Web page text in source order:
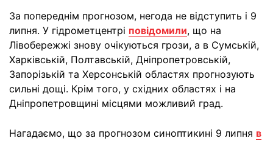
За попереднім прогнозом, негода не відступить і 9
липня. У гідрометцентрі повідомили, що на
Лівобережжі знову очікуються грози, а в Сумській,
Харківській, Полтавській, Дніпропетровській,
Запорізькій та Херсонській областях прогнозують
сильні дощі. Крім того, у східних областях і на
Дніпропетровщині місцями можливий град.
Нагадаємо, що за прогнозом синоптикині 9 липня в